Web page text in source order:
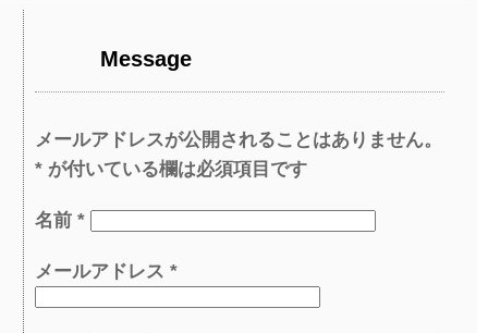
Message
メールアドレスが公開されることはありません。
* が付いている欄は必須項目です
名前 *
メールアドレス *